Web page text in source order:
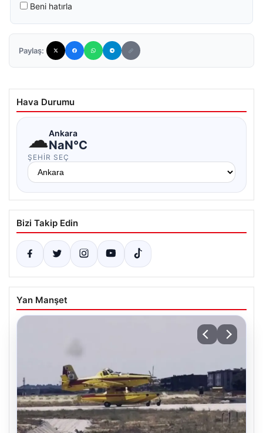
Beni hatırla
Paylaş:
Hava Durumu
☁Ankara
NaN°C
ŞEHIR SEÇ
Bizi Takip Edin
Yan Manşet